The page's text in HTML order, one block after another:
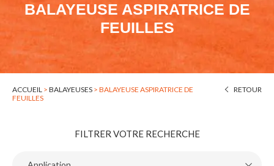
ACCUEIL > BALAYEUSES > BALAYEUSE ASPIRATRICE DE
FEUILLES
RETOUR
BALAYEUSE ASPIRATRICE DE
FEUILLES
FILTRER VOTRE RECHERCHE